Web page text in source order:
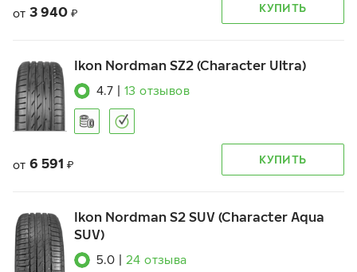
от 3 940 ₽ КУПИТЬ
Ikon Nordman SZ2 (Character Ultra)
4.7 13 отзывов
от 6 591 ₽ КУПИТЬ
Ikon Nordman S2 SUV (Character Aqua
SUV)
5.0 24 отзыва